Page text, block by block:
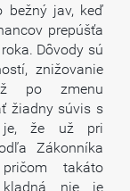
bežný jav, keď
prepúšťa
Dôvody sú
znižovanie
po zmenu
žiadny súvis s
je, že už pri
Zákonníka
takáto
nie je